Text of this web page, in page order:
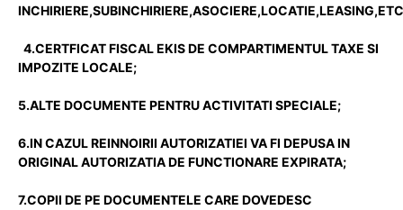
4.CERTFICAT FISCAL EKIS DE COMPARTIMENTUL TAXE SI
IMPOZITE LOCALE;
5.ALTE DOCUMENTE PENTRU ACTIVITATI SPECIALE;
6.IN CAZUL REINNOIRII AUTORIZATIEI VA FI DEPUSA IN
ORIGINAL AUTORIZATIA DE FUNCTIONARE EXPIRATA;
7.COPII DE PE DOCUMENTELE CARE DOVEDESC